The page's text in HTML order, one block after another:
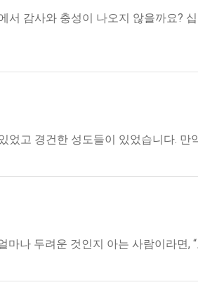
감사와 충성이 나오지 않을까요?
고 경건한 성도들이 있었습니다.
나 두려운 것인지 아는 사람이라면,